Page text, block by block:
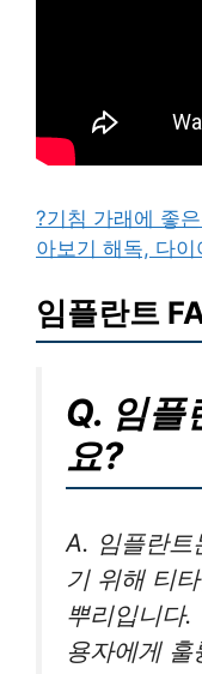
?기침 가래에 좋
아보기 해독, 다
임플란트
Q. 임플
요?
A. 임플란트
기 위해 티
뿌리입니다
용자에게